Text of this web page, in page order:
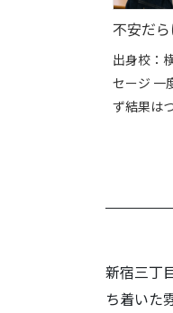
不安だ
出身校：
セージ 一
ず結果は
新宿三丁
ち着いた